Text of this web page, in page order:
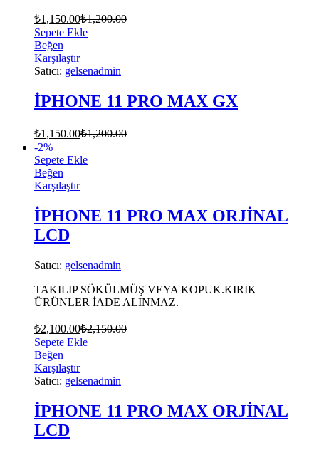
₺1,150.00₺1,200.00
Sepete Ekle
Beğen
Karşılaştır
Satıcı: gelsenadmin
İPHONE 11 PRO MAX GX
₺1,150.00₺1,200.00
-2%
Sepete Ekle
Beğen
Karşılaştır
İPHONE 11 PRO MAX ORJİNAL
LCD
Satıcı: gelsenadmin
TAKILIP SÖKÜLMÜŞ VEYA KOPUK.KIRIK
ÜRÜNLER İADE ALINMAZ.
₺2,100.00₺2,150.00
Sepete Ekle
Beğen
Karşılaştır
Satıcı: gelsenadmin
İPHONE 11 PRO MAX ORJİNAL
LCD